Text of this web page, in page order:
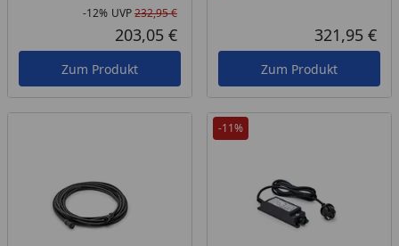
Rabatt in Prozent
-12%
Ursprünglicher Preis
UVP232,95 €
Aktueller Preis
203,05 €
Zum Produkt
321,95 €
Zum Produkt
-11%